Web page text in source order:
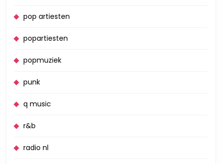
pop artiesten
popartiesten
popmuziek
punk
q music
r&b
radio nl